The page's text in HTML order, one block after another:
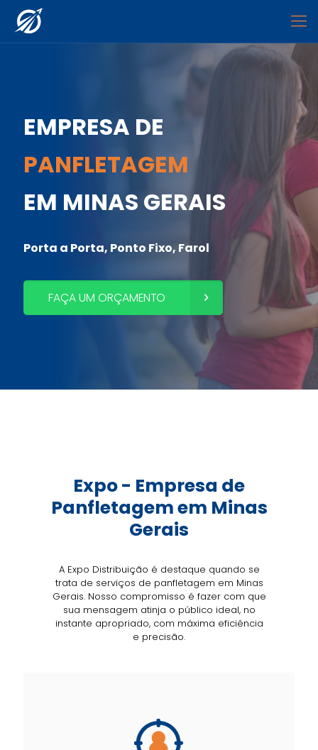
EMPRESA DE
PANFLETAGEM
EM MINAS GERAIS
Porta a Porta, Ponto Fixo, Farol
FAÇA UM ORÇAMENTO
Expo - Empresa de
Panfletagem em Minas
Gerais
A Expo Distribuição é destaque quando se
trata de serviços de panfletagem em Minas
Gerais. Nosso compromisso é fazer com que
sua mensagem atinja o público ideal, no
instante apropriado, com máxima eficiência
e precisão.